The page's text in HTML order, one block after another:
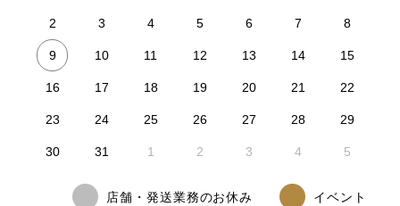
2 3 4 5 6 7 8
9 10 11 12 13 14 15
16 17 18 19 20 21 22
23 24 25 26 27 28 29
30 31 1 2 3 4 5
店舗・発送業務のお休み イベント